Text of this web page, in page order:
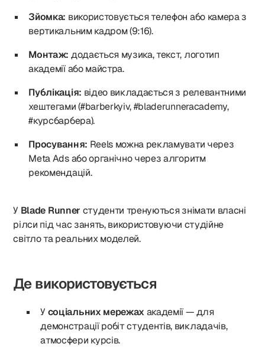
Зйомка: використовується телефон або камера з
вертикальним кадром (9:16).
Монтаж: додається музика, текст, логотип
академії або майстра.
Публікація: відео викладається з релевантними
хештегами (#barberkyiv, #bladerunneracademy,
#курсбарбера).
Просування: Reels можна рекламувати через
Meta Ads або органічно через алгоритм
рекомендацій.
У Blade Runner студенти тренуються знімати власні
рілси під час занять, використовуючи студійне
світло та реальних моделей.
Де використовується
У соціальних мережах академії — для
демонстрації робіт студентів, викладачів,
атмосфери курсів.